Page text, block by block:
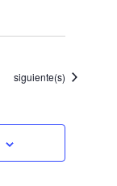
s
o
Eventos
siguiente(s)